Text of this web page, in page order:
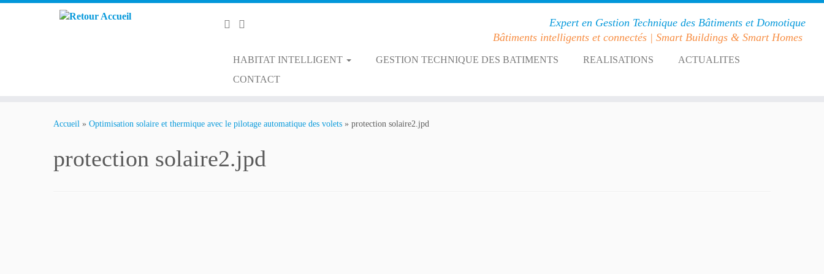
Expert en Gestion Technique des Bâtiments et Domotique
Bâtiments intelligents et connectés | Smart Buildings & Smart Homes
HABITAT INTELLIGENT GESTION TECHNIQUE DES BATIMENTS REALISATIONS
ACTUALITES
CONTACT
Accueil » Optimisation solaire et thermique avec le pilotage automatique des volets » protection solaire2.jpd
protection solaire2.jpd